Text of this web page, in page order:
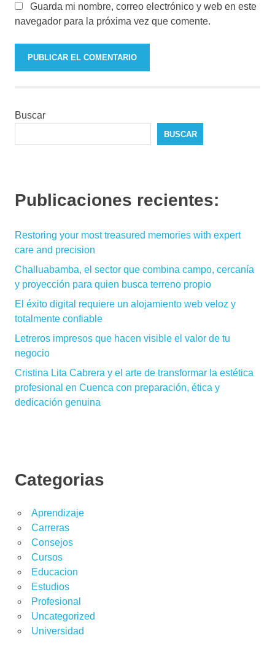
Guarda mi nombre, correo electrónico y web en este
navegador para la próxima vez que comente.
Buscar
BUSCAR
Publicaciones recientes:
Restoring your most treasured memories with expert
care and precision
Challuabamba, el sector que combina campo, cercanía
y proyección para quien busca terreno propio
El éxito digital requiere un alojamiento web veloz y
totalmente confiable
Letreros impresos que hacen visible el valor de tu
negocio
Cristina Lita Cabrera y el arte de transformar la estética
profesional en Cuenca con preparación, ética y
dedicación genuina
Categorias
Aprendizaje
Carreras
Consejos
Cursos
Educacion
Estudios
Profesional
Uncategorized
Universidad